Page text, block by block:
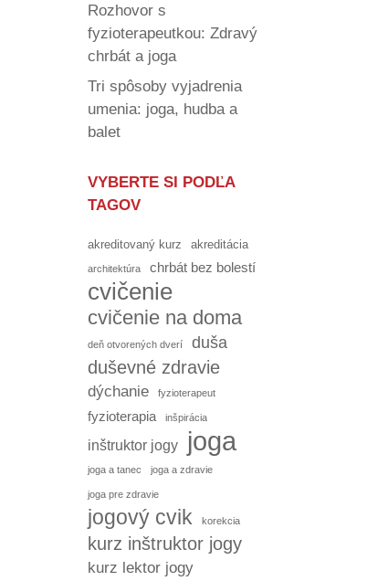
Rozhovor s
fyzioterapeutkou: Zdravý
chrbát a joga
Tri spôsoby vyjadrenia
umenia: joga, hudba a
balet
VYBERTE SI PODĽA
TAGOV
akreditovaný kurz akreditácia
architektúra chrbát bez bolestí
cvičenie
cvičenie na doma
deň otvorených dverí duša
duševné zdravie
dýchanie fyzioterapeut
fyzioterapia inšpirácia
inštruktor jogy joga
joga a tanec joga a zdravie
joga pre zdravie
jogový cvik korekcia
kurz inštruktor jogy
kurz lektor jogy